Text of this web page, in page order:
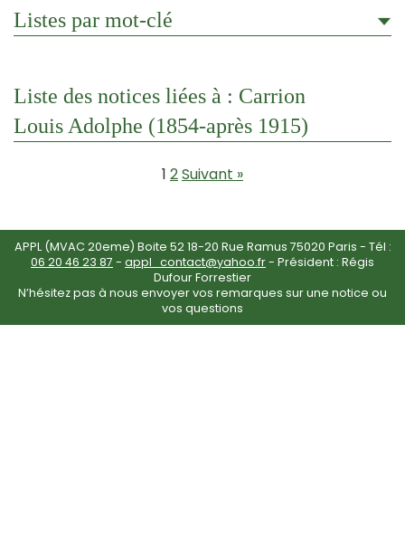
Listes par mot-clé
Liste des notices liées à : Carrion
Louis Adolphe (1854-après 1915)
1 2Suivant »
APPL (MVAC 20eme) Boite 52 18-20 Rue Ramus 75020 Paris - Tél :
06 20 46 23 87 - appl_contact@yahoo.fr- Président : Régis
Dufour Forrestier
N’hésitez pas à nous envoyer vos remarques sur une notice ou
vos questions